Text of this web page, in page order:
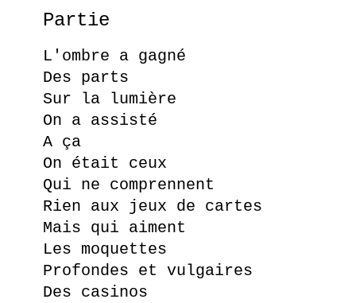
Partie
L'ombre a gagné
Des parts
Sur la lumière
On a assisté
A ça
On était ceux
Qui ne comprennent
Rien aux jeux de cartes
Mais qui aiment
Les moquettes
Profondes et vulgaires
Des casinos